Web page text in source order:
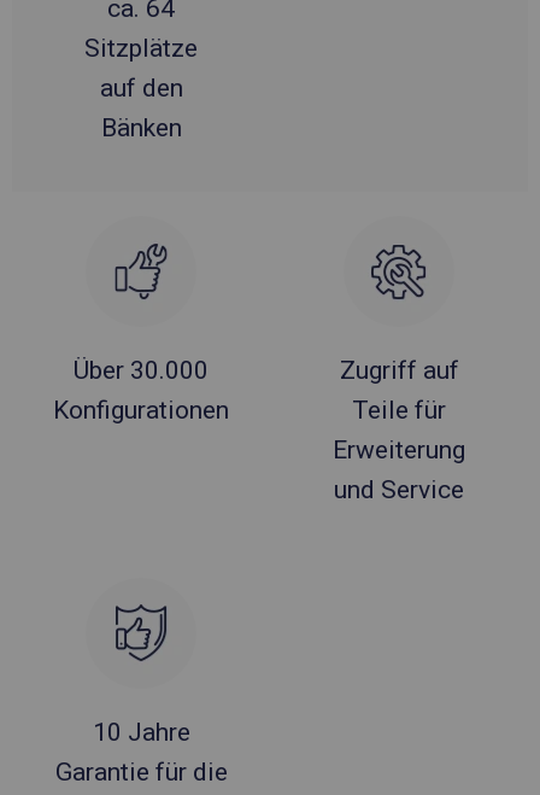
ca. 64
Sitzplätze
auf den
Bänken
Über 30.000
Konfigurationen
Zugriff auf
Teile für
Erweiterung
und Service
10 Jahre
Garantie für die